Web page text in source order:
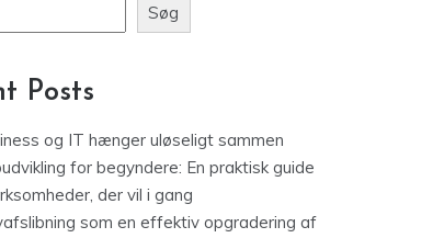
Søg
Posts
og IT hænger uløseligt sammen
for begyndere: En praktisk guide
der vil i gang
som en effektiv opgradering af